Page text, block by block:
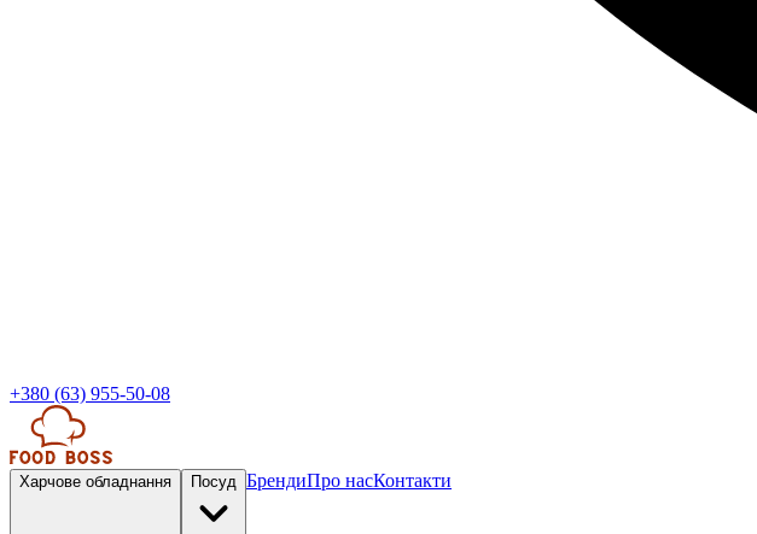
+380 (63) 955-50-08
Харчове обладнання Посуд БрендиПро насКонтакти